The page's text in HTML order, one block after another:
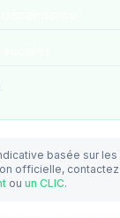
basée sur
officielle, contactez
ou un CLIC.